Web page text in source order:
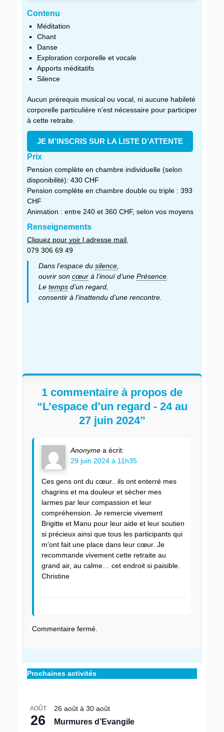
Contenu
Méditation
Chant
Danse
Exploration corporelle et vocale
Apports méditatifs
Silence
Aucun prérequis musical ou vocal, ni aucune habileté
corporelle particulière n’est nécessaire pour participer
à cette retraite.
JE M’INSCRIS SUR LA LISTE D’ATTENTE
Prix
Pension complète en chambre individuelle (selon
disponibilité): 430 CHF
Pension complète en chambre double ou triple : 393
CHF
Animation : entre 240 et 360 CHF, selon vos moyens
Renseignements
Cliquez pour voir l adresse mail,
079 306 69 49
Dans l’espace du silence,
ouvrir son cœurà l’inouï d’une Présence.
Le tempsd’un regard,
consentir à l’inattendu d’une rencontre.
et
Danse,
Retraite
spirituelle
chant,
danse,
Manuel
méditation
mouvement
1 commentaire à propos de
“L’espace d’un regard - 24 au
27 juin 2024”
Anonyme a écrit:
29 juin 2024 à 11h35
Ces gens ont du cœur.. ils ont enterré mes
chagrins et ma douleur et sécher mes
larmes par leur compassion et leur
compréhension. Je remercie vivement
Brigitte et Manu pour leur aide et leur soutien
si précieux ainsi que tous les participants qui
m’ont fait une place dans leur cœur. Je
recommande vivement cette retraite au
grand air, au calme… cet endroit si paisible.
Christine
Commentaire fermé.
Prochaines activités
AOÛT
26
26 août à 30 août
Murmures d’Evangile